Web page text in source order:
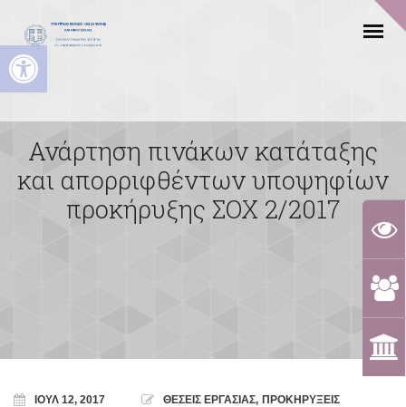
Ανοίξτε τη γραμμή εργαλείων
Ανάρτηση πινάκων κατάταξης
και απορριφθέντων υποψηφίων
προκήρυξης ΣΟΧ 2/2017
ΙΟΎΛ 12, 2017 ΘΕΣΕΙΣ ΕΡΓΑΣΙΑΣ, ΠΡΟΚΗΡΥΞΕΙΣ